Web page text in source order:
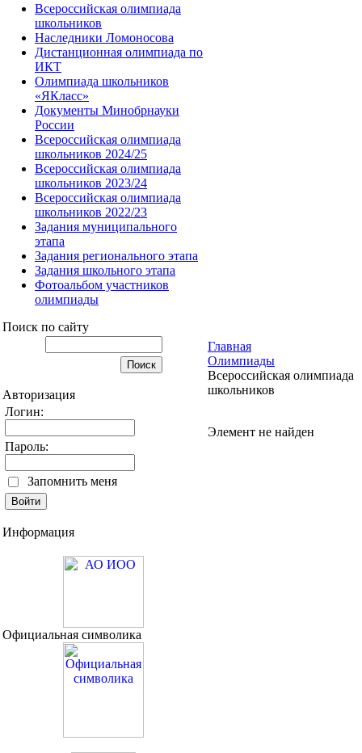
Всероссийская олимпиада
школьников
Наследники Ломоносова
Дистанционная олимпиада по
ИКТ
Олимпиада школьников
«ЯКласс»
Документы Минобрнауки
России
Всероссийская олимпиада
школьников 2024/25
Всероссийская олимпиада
школьников 2023/24
Всероссийская олимпиада
школьников 2022/23
Задания муниципального
этапа
Задания регионального этапа
Задания школьного этапа
Фотоальбом участников
олимпиады
Поиск по сайту
Авторизация
Логин:
Пароль:
Запомнить меня
Информация
Официальная символика
Главная
Олимпиады
Всероссийская олимпиада
школьников
Элемент не найден